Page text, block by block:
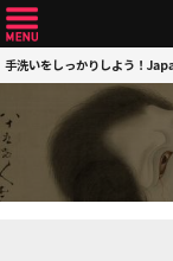
手洗いをしっかりしよう！